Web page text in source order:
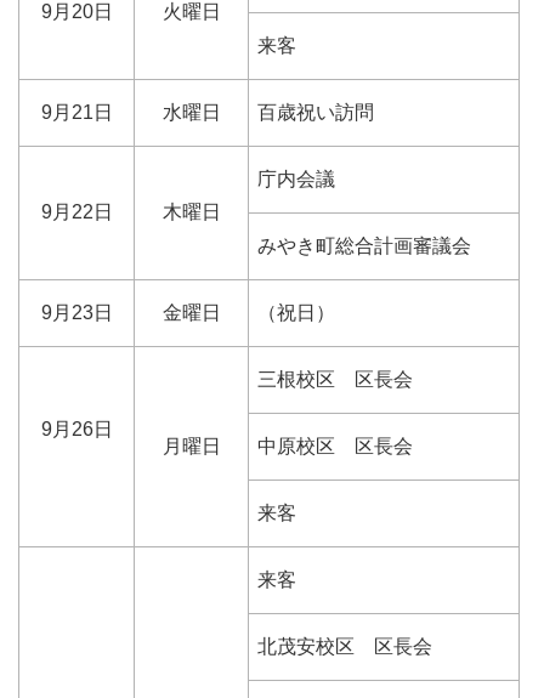
9月20日 火曜日
来客
9月21日 水曜日 百歳祝い訪問
9月22日 木曜日
庁内会議
みやき町総合計画審議会
9月23日 金曜日 （祝日）
9月26日
月曜日
三根校区 区長会
中原校区 区長会
来客
来客
北茂安校区 区長会